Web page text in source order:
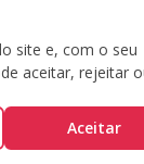
site e, com o seu
aceitar, rejeitar
Aceitar